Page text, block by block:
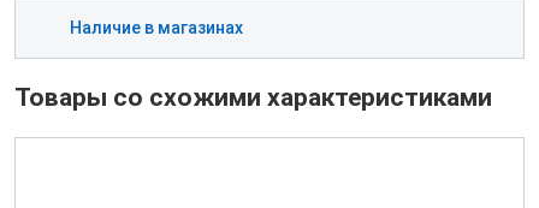
Наличие в магазинах
Товары со схожими характеристиками